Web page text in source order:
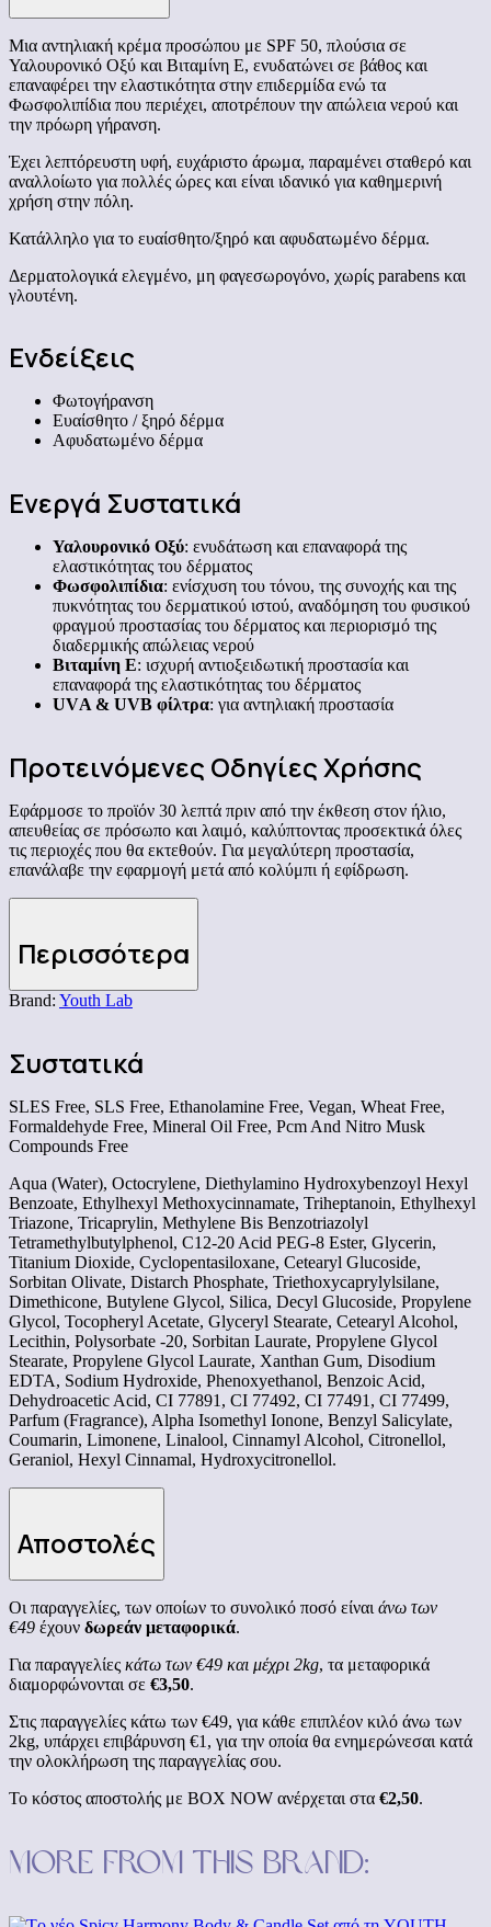
Μια αντηλιακή κρέμα προσώπου με SPF 50, πλούσια σε
Υαλουρονικό Οξύ και Βιταμίνη Ε, ενυδατώνει σε βάθος και
επαναφέρει την ελαστικότητα στην επιδερμίδα ενώ τα
Φωσφολιπίδια που περιέχει, αποτρέπουν την απώλεια νερού και
την πρόωρη γήρανση.
Έχει λεπτόρευστη υφή, ευχάριστο άρωμα, παραμένει σταθερό και
αναλλοίωτο για πολλές ώρες και είναι ιδανικό για καθημερινή
χρήση στην πόλη.
Κατάλληλο για το ευαίσθητο/ξηρό και αφυδατωμένο δέρμα.
Δερματολογικά ελεγμένο, μη φαγεσωρογόνο, χωρίς parabens και
γλουτένη.
Ενδείξεις
Φωτογήρανση
Ευαίσθητο / ξηρό δέρμα
Αφυδατωμένο δέρμα
Ενεργά Συστατικά
Υαλουρονικό Οξύ: ενυδάτωση και επαναφορά της
ελαστικότητας του δέρματος
Φωσφολιπίδια: ενίσχυση του τόνου, της συνοχής και της
πυκνότητας του δερματικού ιστού, αναδόμηση του φυσικού
φραγμού προστασίας του δέρματος και περιορισμό της
διαδερμικής απώλειας νερού
Βιταμίνη Ε: ισχυρή αντιοξειδωτική προστασία και
επαναφορά της ελαστικότητας του δέρματος
UVΑ & UVB φίλτρα: για αντηλιακή προστασία
Προτεινόμενες Οδηγίες Χρήσης
Εφάρμοσε το προϊόν 30 λεπτά πριν από την έκθεση στον ήλιο,
απευθείας σε πρόσωπο και λαιμό, καλύπτοντας προσεκτικά όλες
τις περιοχές που θα εκτεθούν. Για μεγαλύτερη προστασία,
επανάλαβε την εφαρμογή μετά από κολύμπι ή εφίδρωση.
Περισσότερα
Brand: Youth Lab
Συστατικά
SLES Free, SLS Free, Ethanolamine Free, Vegan, Wheat Free,
Formaldehyde Free, Mineral Oil Free, Pcm And Nitro Musk
Compounds Free
Aqua (Water), Octocrylene, Diethylamino Hydroxybenzoyl Hexyl
Benzoate, Ethylhexyl Methoxycinnamate, Triheptanoin, Ethylhexyl
Triazone, Tricaprylin, Methylene Bis Benzotriazolyl
Tetramethylbutylphenol, C12-20 Acid PEG-8 Ester, Glycerin,
Titanium Dioxide, Cyclopentasiloxane, Cetearyl Glucoside,
Sorbitan Olivate, Distarch Phosphate, Triethoxycaprylylsilane,
Dimethicone, Butylene Glycol, Silica, Decyl Glucoside, Propylene
Glycol, Tocopheryl Acetate, Glyceryl Stearate, Cetearyl Alcohol,
Lecithin, Polysorbate -20, Sorbitan Laurate, Propylene Glycol
Stearate, Propylene Glycol Laurate, Xanthan Gum, Disodium
EDTA, Sodium Hydroxide, Phenoxyethanol, Benzoic Acid,
Dehydroacetic Acid, CI 77891, CI 77492, CI 77491, CI 77499,
Parfum (Fragrance), Alpha Isomethyl Ionone, Benzyl Salicylate,
Coumarin, Limonene, Linalool, Cinnamyl Alcohol, Citronellol,
Geraniol, Hexyl Cinnamal, Hydroxycitronellol.
Αποστολές
Οι παραγγελίες, των οποίων το συνολικό ποσό είναι άνω των
€49 έχουν δωρεάν μεταφορικά.
Για παραγγελίες κάτω των €49 και μέχρι 2kg, τα μεταφορικά
διαμορφώνονται σε €3,50.
Στις παραγγελίες κάτω των €49, για κάθε επιπλέον κιλό άνω των
2kg, υπάρχει επιβάρυνση €1, για την οποία θα ενημερώνεσαι κατά
την ολοκλήρωση της παραγγελίας σου.
Το κόστος αποστολής με BOX NOW ανέρχεται στα €2,50.
More from this brand: